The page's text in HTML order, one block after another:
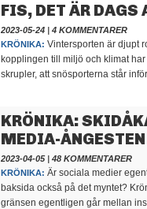
FIS, DET ÄR DAGS
2023-05-24 | 4 KOMMENTARER
KRÖNIKA: Vintersporten är djupt
kopplingen till miljö och klimat
skrupler, att snösporterna står
KRÖNIKA:
MEDIA-ÅNGESTEN
2023-04-05| 48 KOMMENTARER
KRÖNIKA: Är sociala medier
baksida också på det myntet?
gränsen egentligen går mellan